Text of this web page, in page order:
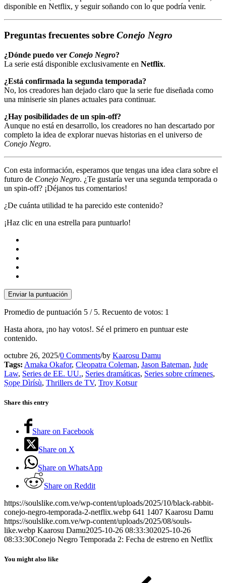
disponible en Netflix, y seguir soñando con lo que podría venir.
Preguntas frecuentes sobre Conejo Negro
¿Dónde puedo ver Conejo Negro?
La serie está disponible exclusivamente en Netflix.
¿Está confirmada la segunda temporada?
No, los creadores han dejado claro que la serie fue diseñada como
una miniserie sin planes actuales para continuar.
¿Hay posibilidades de un spin-off?
Aunque no está en desarrollo, los creadores no han descartado por
completo la idea de explorar nuevas historias en el universo de
Conejo Negro.
Con esta información, esperamos que tengas una idea clara sobre el
futuro de Conejo Negro. ¿Te gustaría ver una segunda temporada o
un spin-off? ¡Déjanos tus comentarios!
¿De cuánta utilidad te ha parecido este contenido?
¡Haz clic en una estrella para puntuarlo!
Enviar la puntuación
Promedio de puntuación 5 / 5. Recuento de votos: 1
Hasta ahora, ¡no hay votos!. Sé el primero en puntuar este
contenido.
octubre 26, 2025/0 Comments/by Kaarosu Damu
Tags: Amaka Okafor, Cleopatra Coleman, Jason Bateman, Jude
Law, Series de EE. UU., Series dramáticas, Series sobre crímenes,
Ṣọpẹ Dìrísù, Thrillers de TV, Troy Kotsur
Share this entry
Share on Facebook
Share on X
Share on WhatsApp
Share on Reddit
https://soulslike.com.ve/wp-content/uploads/2025/10/black-rabbit-
conejo-negro-temporada-2-netflix.webp 641 1407 Kaarosu Damu
https://soulslike.com.ve/wp-content/uploads/2025/08/souls-
like.webp Kaarosu Damu2025-10-26 08:33:302025-10-26
08:33:30Conejo Negro Temporada 2: Fecha de estreno en Netflix
You might also like